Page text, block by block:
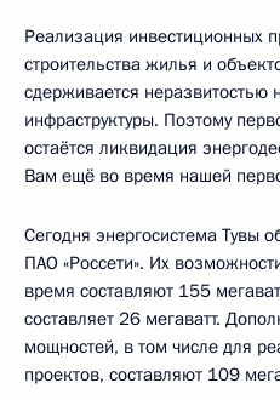
Реализация инвестиционных
строительства жилья и
сдерживается неразвитостью
инфраструктуры. Поэтому
остаётся ликвидация
Вам ещё во время нашей
Сегодня энергосистема Тувы
ПАО «Россети». Их
время составляют 155
составляет 26 мегаватт.
мощностей, в том числе для
проектов, составляют 109